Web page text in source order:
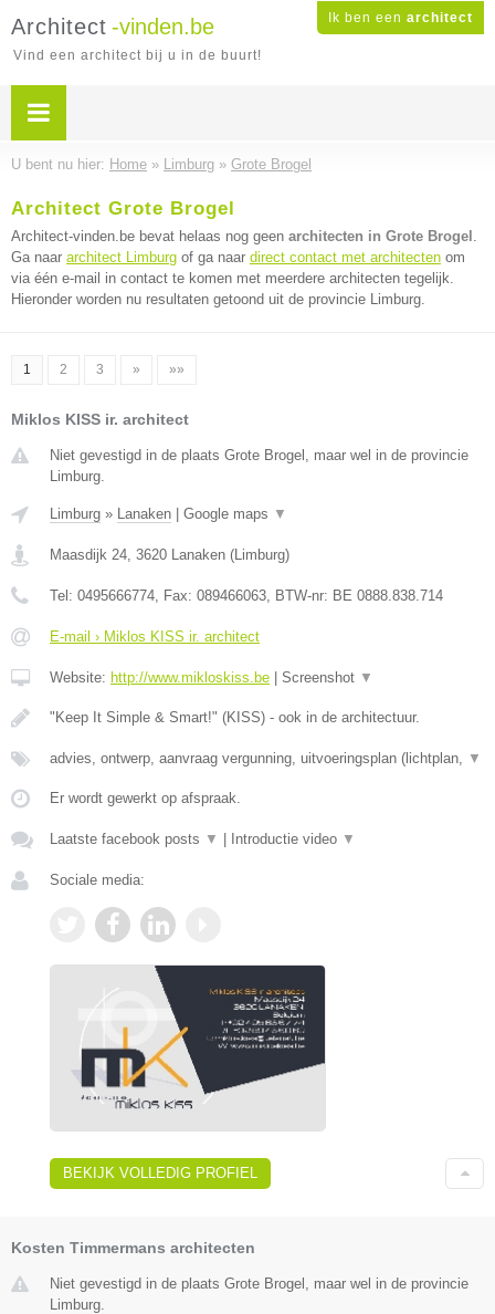
Ik ben een architect
Architect -vinden.be
Vind een architect bij u in de buurt!
U bent nu hier: Home » Limburg » Grote Brogel
Architect Grote Brogel
Architect-vinden.be bevat helaas nog geen architecten in Grote Brogel .
Ga naar architect Limburg of ga naar direct contact met architecten om
via één e-mail in contact te komen met meerdere architecten tegelijk.
Hieronder worden nu resultaten getoond uit de provincie Limburg.
1 2 3 » »»
Miklos KISS ir. architect
Niet gevestigd in de plaats Grote Brogel, maar wel in de provincie
Limburg.
Limburg » Lanaken Google maps ▼
Maasdijk 24, 3620 Lanaken (Limburg)
Tel: 0495666774, Fax: 089466063, BTW-nr: BE 0888.838.714
E-mail › Miklos KISS ir. architect
Website: http://www.mikloskiss.be Screenshot ▼
"Keep It Simple & Smart!" (KISS) - ook in de architectuur.
advies, ontwerp, aanvraag vergunning, uitvoeringsplan (lichtplan, ▼
Er wordt gewerkt op afspraak.
Laatste facebook posts ▼ Introductie video ▼
Sociale media:
BEKIJK VOLLEDIG PROFIEL
Kosten Timmermans architecten
Niet gevestigd in de plaats Grote Brogel, maar wel in de provincie
Limburg.